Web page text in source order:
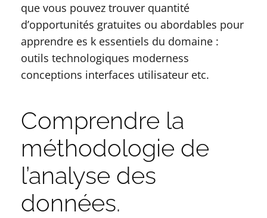
que vous pouvez trouver quantité
d’opportunités gratuites ou abordables pour
apprendre es k essentiels du domaine :
outils technologiques moderness
conceptions interfaces utilisateur etc.
Comprendre la
méthodologie de
l’analyse des
données.